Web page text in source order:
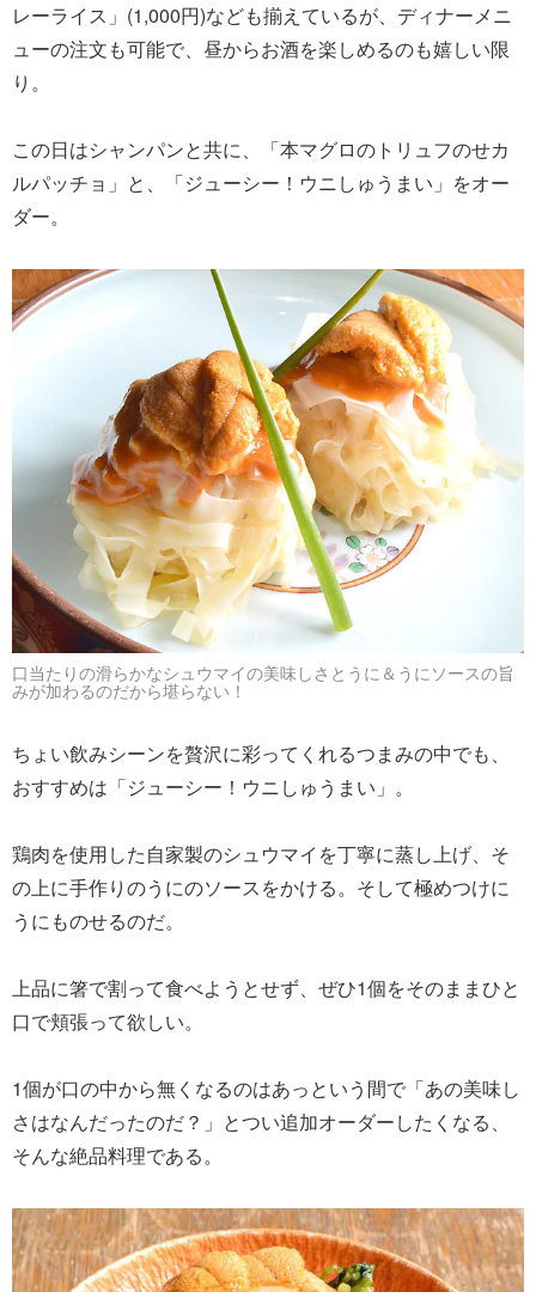
レーライス」(1,000円)なども揃えているが、ディナーメニ
ューの注文も可能で、昼からお酒を楽しめるのも嬉しい限
り。
この日はシャンパンと共に、「本マグロのトリュフのせカ
ルパッチョ」と、「ジューシー！ウニしゅうまい」をオー
ダー。
口当たりの滑らかなシュウマイの美味しさとうに＆うにソースの旨
みが加わるのだから堪らない！
ちょい飲みシーンを贅沢に彩ってくれるつまみの中でも、
おすすめは「ジューシー！ウニしゅうまい」。
鶏肉を使用した自家製のシュウマイを丁寧に蒸し上げ、そ
の上に手作りのうにのソースをかける。そして極めつけに
うにものせるのだ。
上品に箸で割って食べようとせず、ぜひ1個をそのままひと
口で頬張って欲しい。
1個が口の中から無くなるのはあっという間で「あの美味し
さはなんだったのだ？」とつい追加オーダーしたくなる、
そんな絶品料理である。